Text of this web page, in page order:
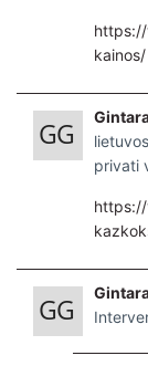
kainos/
privati